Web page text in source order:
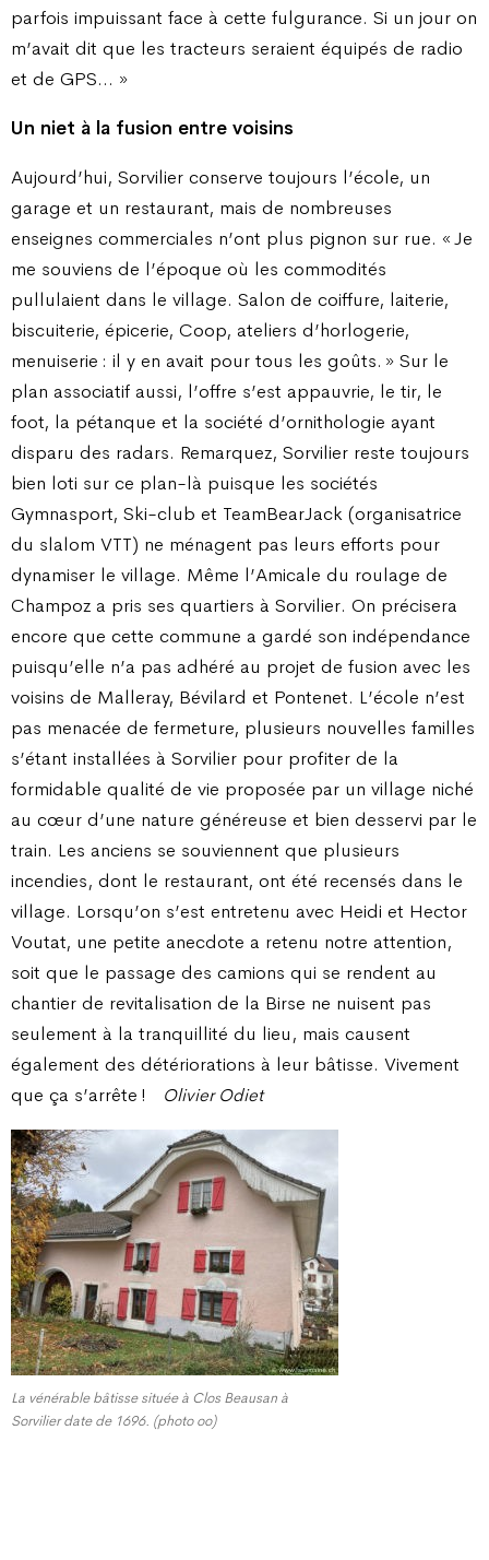
parfois impuissant face à cette fulgurance. Si un jour on
m’avait dit que les tracteurs seraient équipés de radio
et de GPS… »
Un niet à la fusion entre voisins
Aujourd’hui, Sorvilier conserve toujours l’école, un
garage et un restaurant, mais de nombreuses
enseignes commerciales n’ont plus pignon sur rue. « Je
me souviens de l’époque où les commodités
pullulaient dans le village. Salon de coiffure, laiterie,
biscuiterie, épicerie, Coop, ateliers d’horlogerie,
menuiserie : il y en avait pour tous les goûts. » Sur le
plan associatif aussi, l’offre s’est appauvrie, le tir, le
foot, la pétanque et la société d’ornithologie ayant
disparu des radars. Remarquez, Sorvilier reste toujours
bien loti sur ce plan-là puisque les sociétés
Gymnasport, Ski-club et TeamBearJack (organisatrice
du slalom VTT) ne ménagent pas leurs efforts pour
dynamiser le village. Même l’Amicale du roulage de
Champoz a pris ses quartiers à Sorvilier. On précisera
encore que cette commune a gardé son indépendance
puisqu’elle n’a pas adhéré au projet de fusion avec les
voisins de Malleray, Bévilard et Pontenet. L’école n’est
pas menacée de fermeture, plusieurs nouvelles familles
s’étant installées à Sorvilier pour profiter de la
formidable qualité de vie proposée par un village niché
au cœur d’une nature généreuse et bien desservi par le
train. Les anciens se souviennent que plusieurs
incendies, dont le restaurant, ont été recensés dans le
village. Lorsqu’on s’est entretenu avec Heidi et Hector
Voutat, une petite anecdote a retenu notre attention,
soit que le passage des camions qui se rendent au
chantier de revitalisation de la Birse ne nuisent pas
seulement à la tranquillité du lieu, mais causent
également des détériorations à leur bâtisse. Vivement
que ça s’arrête !
Olivier Odiet
La vénérable bâtisse située à Clos Beausan à
Sorvilier date de 1696. (photo oo)